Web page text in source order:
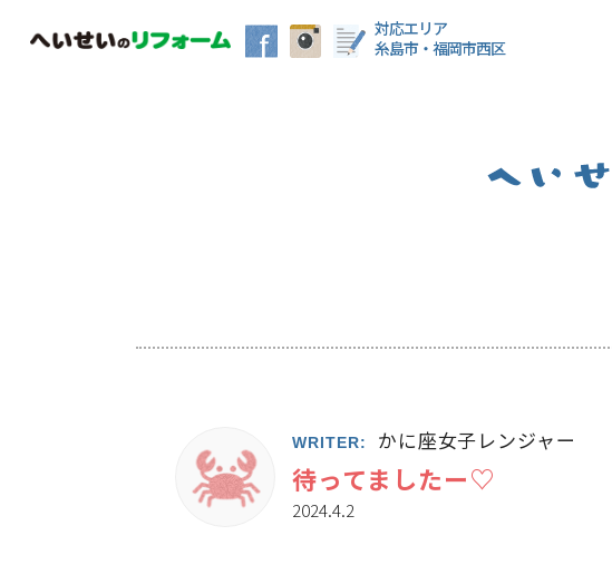
対応エリア
糸島市・福岡市西区
WRITER: かに座女子レンジャー
待ってましたー♡
2024.4.2